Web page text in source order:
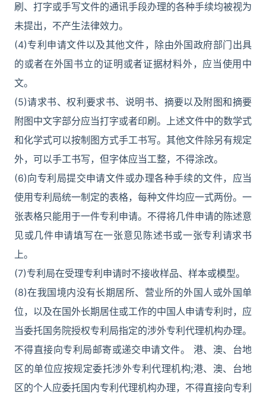
刷、打字或手写文件的通讯手段办理的各种手续均被视为
未提出，不产生法律效力。
(4)专利申请文件以及其他文件，除由外国政府部门出具
的或者在外国书立的证明或者证据材料外，应当使用中
文。
(5)请求书、权利要求书、说明书、摘要以及附图和摘要
附图中文字部分应当打字或者印刷。上述文件中的数学式
和化学式可以按制图方式手工书写。其他文件除另有规定
外，可以手工书写，但字体应当工整，不得涂改。
(6)向专利局提交申请文件或办理各种手续的文件，应当
使用专利局统一制定的表格，每种文件均应一式两份。一
张表格只能用于一件专利申请。不得将几件申请的陈述意
见或几件申请填写在一张意见陈述书或一张专利请求书
上。
(7)专利局在受理专利申请时不接收样品、样本或模型。
(8)在我国境内没有长期居所、营业所的外国人或外国单
位，以及在国外长期居住或工作的中国人申请专利时，应
当委托国务院授权专利局指定的涉外专利代理机构办理。
不得直接向专利局邮寄或递交申请文件。 港、澳、台地
区的单位应按规定委托涉外专利代理机构;港、澳、台地
区的个人应委托国内专利代理机构办理，不得直接向专利